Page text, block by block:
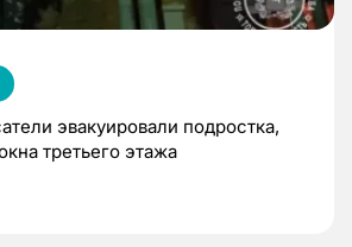
эвакуировали подростка,
третьего этажа